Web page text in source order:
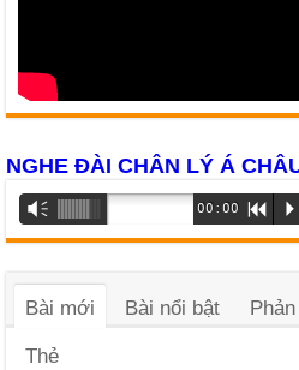
NGHE ĐÀI CHÂN LÝ Á
Trình
phát
âm
Vm 00:00 R P
Bài mới Bài nổi bật
Thẻ